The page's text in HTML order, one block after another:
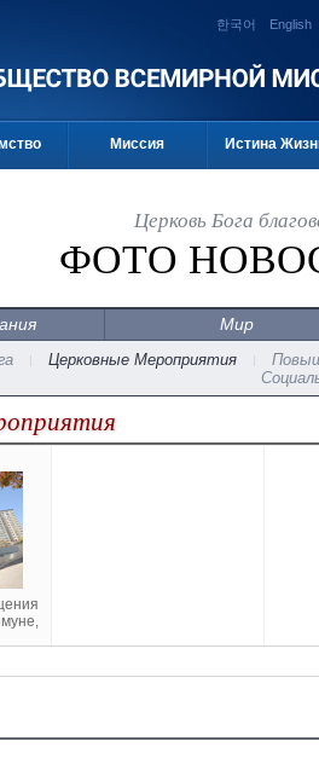
한국어 English
Миссия Истина
Церковь Бога
ФОТО
Мир
Церковные Мероприятия